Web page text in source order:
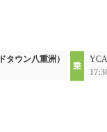
ウン八重洲）